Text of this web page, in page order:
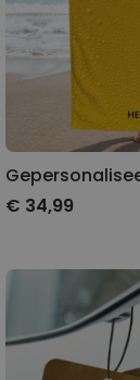
€ 34,99